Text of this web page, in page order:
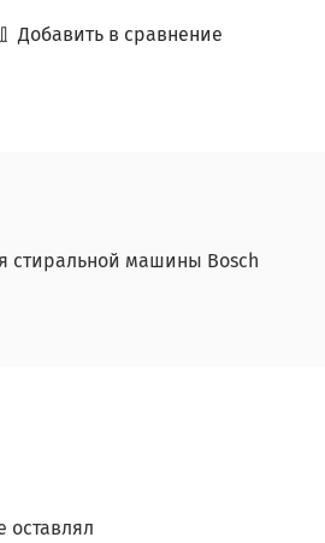
Добавить в сравнение
стиральной машины Bosch
оставлял